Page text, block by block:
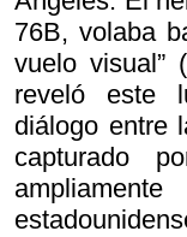
76B, volaba
vuelo visual”
reveló este
diálogo entre
capturado